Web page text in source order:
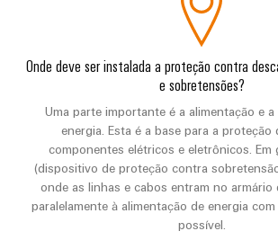
Onde deve ser instalada a proteção contra
e sobretensões?
Uma parte importante é a alimentação e
energia. Esta é a base para a proteção
componentes elétricos e eletrônicos. Em
(dispositivo de proteção contra
onde as linhas e cabos entram no armário
paralelamente à alimentação de energia
possível.